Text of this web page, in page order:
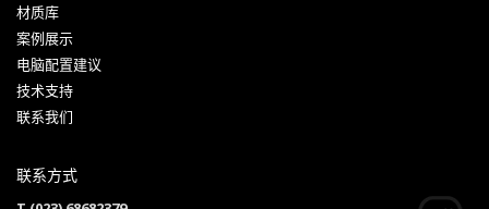
材质库
案例展示
电脑配置建议
技术支持
联系我们
联系方式